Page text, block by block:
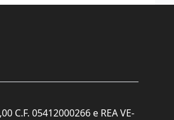
C.F. 05412000266 e REA VE-